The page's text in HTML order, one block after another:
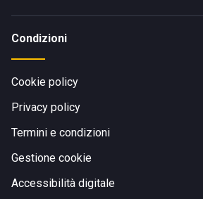
Condizioni
Cookie policy
Privacy policy
Termini e condizioni
Gestione cookie
Accessibilità digitale